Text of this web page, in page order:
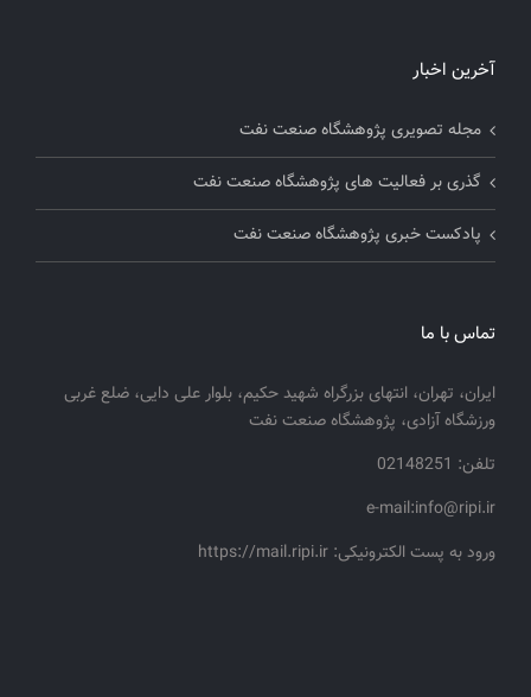
آخرین اخبار
مجله تصویری پژوهشگاه صنعت نفت
گذری بر فعالیت های پژوهشگاه صنعت نفت
پادکست خبری پژوهشگاه صنعت نفت
تماس با ما
ایران، تهران، انتهای بزرگراه شهید حکیم، بلوار علی دایی، ضلع غربی
ورزشگاه آزادی، پژوهشگاه صنعت نفت
تلفن: 02148251
e-mail:info@ripi.ir
ورود به پست الکترونیکی: https://mail.ripi.ir